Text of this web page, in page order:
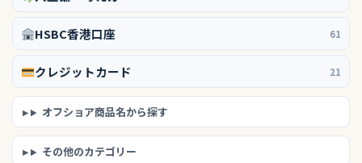
HSBC香港口座 61
クレジットカード 21
オフショア商品名から探す
その他のカテゴリー